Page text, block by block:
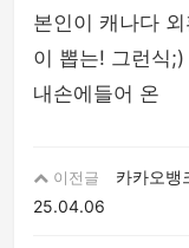
본인이 캐나다
이 뽑는! 그런식
내손에들어 온
이전글
카카오뱅
25.04.06